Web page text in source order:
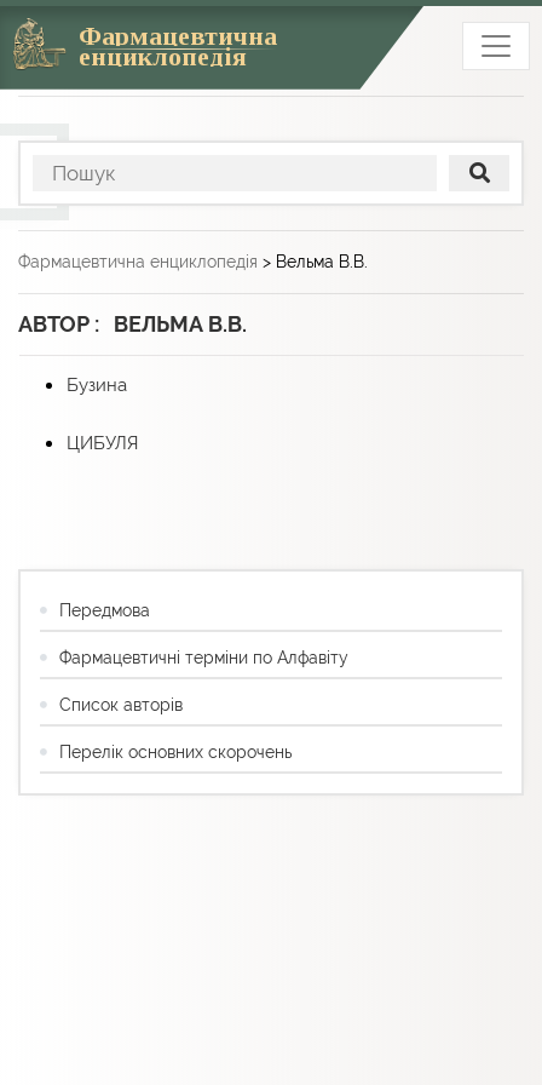
Фармацевтична
енциклопедія
Фармацевтична енциклопедія > Вельма В.В.
АВТОР : ВЕЛЬМА В.В.
Бузина
ЦИБУЛЯ
Передмова
Фармацевтичні терміни по Алфавіту
Список авторів
Перелік основних скорочень